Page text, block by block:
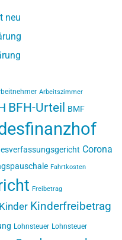
neu
Arbeitszimmer
BFH-Urteil BMF
Corona
Fahrtkosten
Freibetrag
Kinder Kinderfreibetrag
Lohnsteuer Lohnsteuer